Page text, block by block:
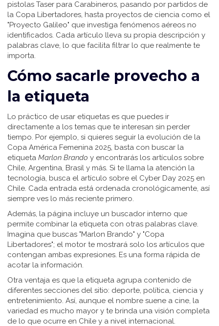
pistolas Taser para Carabineros, pasando por partidos de
la Copa Libertadores, hasta proyectos de ciencia como el
"Proyecto Galileo" que investiga fenómenos aéreos no
identificados. Cada artículo lleva su propia descripción y
palabras clave, lo que facilita filtrar lo que realmente te
importa.
Cómo sacarle provecho a
la etiqueta
Lo práctico de usar etiquetas es que puedes ir
directamente a los temas que te interesan sin perder
tiempo. Por ejemplo, si quieres seguir la evolución de la
Copa América Femenina 2025, basta con buscar la
etiqueta Marlon Brando y encontrarás los artículos sobre
Chile, Argentina, Brasil y más. Si te llama la atención la
tecnología, busca el artículo sobre el Cyber Day 2025 en
Chile. Cada entrada está ordenada cronológicamente, así
siempre ves lo más reciente primero.
Además, la página incluye un buscador interno que
permite combinar la etiqueta con otras palabras clave.
Imagina que buscas "Marlon Brando" y "Copa
Libertadores"; el motor te mostrará solo los artículos que
contengan ambas expresiones. Es una forma rápida de
acotar la información.
Otra ventaja es que la etiqueta agrupa contenido de
diferentes secciones del sitio: deporte, política, ciencia y
entretenimiento. Así, aunque el nombre suene a cine, la
variedad es mucho mayor y te brinda una visión completa
de lo que ocurre en Chile y a nivel internacional.